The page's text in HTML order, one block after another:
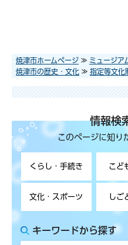
焼津市ホームページ ≫ ミュージア
焼津市の歴史・文化 ≫ 指定等文化
情報検
このページに知り
くらし・手続き こど
文化・スポーツ しご
キーワードから探す